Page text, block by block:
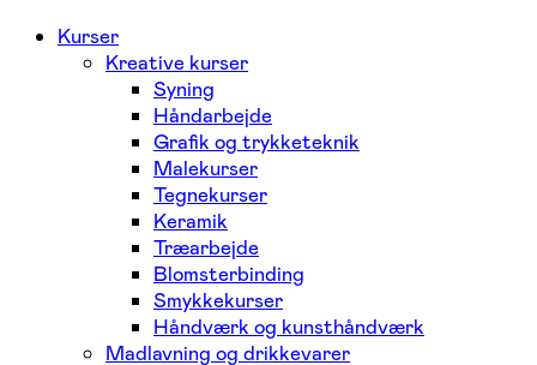
Kurser
Kreative kurser
Syning
Håndarbejde
Grafik og trykketeknik
Malekurser
Tegnekurser
Keramik
Træarbejde
Blomsterbinding
Smykkekurser
Håndværk og kunsthåndværk
Madlavning og drikkevarer